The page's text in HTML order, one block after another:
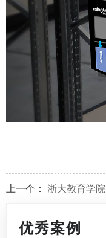
上一个： 浙大教育学院
优秀案例